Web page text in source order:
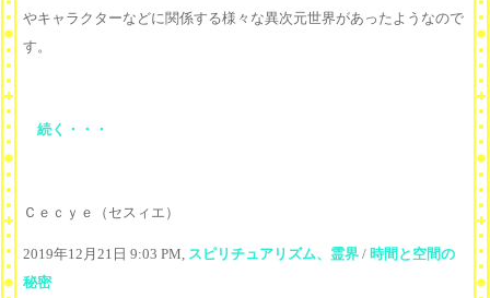
やキャラクターなどに関係する様々な異次元世界があったようなので
す。
続く・・・
Ｃｅｃｙｅ（セスィエ）
2019年12月21日 9:03 PM, スピリチュアリズム、霊界 / 時間と空間の
秘密